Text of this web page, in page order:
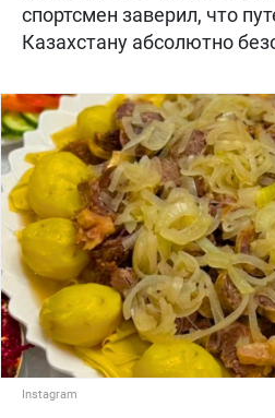
спортсмен заверил, что
Казахстану абсолютно
Instagram